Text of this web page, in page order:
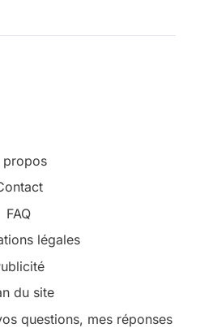
propos
FAQ
légales
du site
questions, mes réponses